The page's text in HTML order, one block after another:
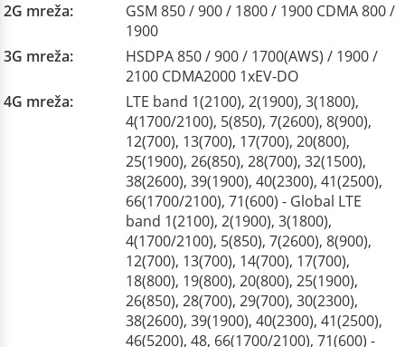
2G mreža:
GSM 850 / 900 / 1800 / 1900 CDMA 800 /
1900
3G mreža:
HSDPA 850 / 900 / 1700(AWS) / 1900 /
2100 CDMA2000 1xEV-DO
4G mreža:
LTE band 1(2100), 2(1900), 3(1800),
4(1700/2100), 5(850), 7(2600), 8(900),
12(700), 13(700), 17(700), 20(800),
25(1900), 26(850), 28(700), 32(1500),
38(2600), 39(1900), 40(2300), 41(2500),
66(1700/2100), 71(600) - Global LTE
band 1(2100), 2(1900), 3(1800),
4(1700/2100), 5(850), 7(2600), 8(900),
12(700), 13(700), 14(700), 17(700),
18(800), 19(800), 20(800), 25(1900),
26(850), 28(700), 29(700), 30(2300),
38(2600), 39(1900), 40(2300), 41(2500),
46(5200), 48, 66(1700/2100), 71(600) -